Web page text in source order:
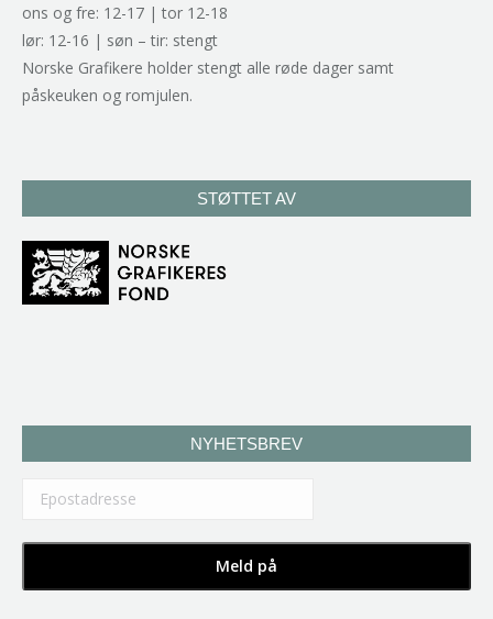
ons og fre: 12-17 | tor 12-18
lør: 12-16 | søn – tir: stengt
Norske Grafikere holder stengt alle røde dager samt
påskeuken og romjulen.
STØTTET AV
NYHETSBREV